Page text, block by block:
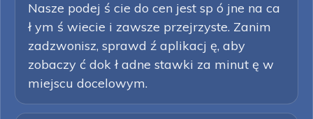
Nasze podej ś cie do cen jest sp ó jne na ca
ł ym ś wiecie i zawsze przejrzyste. Zanim
zadzwonisz, sprawd ź aplikacj ę, aby
zobaczy ć dok ł adne stawki za minut ę w
miejscu docelowym.